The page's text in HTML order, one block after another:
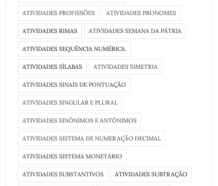
ATIVIDADES PROFISSÕES ATIVIDADES PRONOMES
ATIVIDADES RIMAS ATIVIDADES SEMANA DA PÁTRIA
ATIVIDADES SEQUÊNCIA NUMÉRICA.
ATIVIDADES SÍLABAS ATIVIDADES SIMETRIA
ATIVIDADES SINAIS DE PONTUAÇÃO
ATIVIDADES SINGULAR E PLURAL
ATIVIDADES SINÔNIMOS E ANTÔNIMOS
ATIVIDADES SISTEMA DE NUMERAÇÃO DECIMAL
ATIVIDADES SISTEMA MONETÁRIO
ATIVIDADES SUBSTANTIVOS ATIVIDADES SUBTRAÇÃO